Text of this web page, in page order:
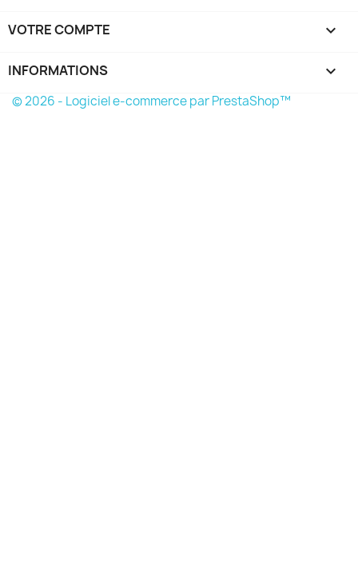
VOTRE COMPTE 
INFORMATIONS keyboard_arrow_down
© 2026 - Logiciel e-commerce par PrestaShop™